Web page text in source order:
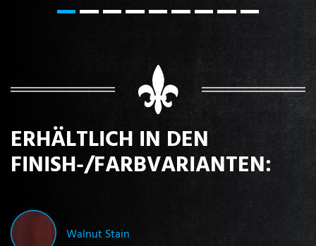
ERHÄLTLICH IN DEN
FINISH-/FARBVARIANTEN:
Walnut Stain